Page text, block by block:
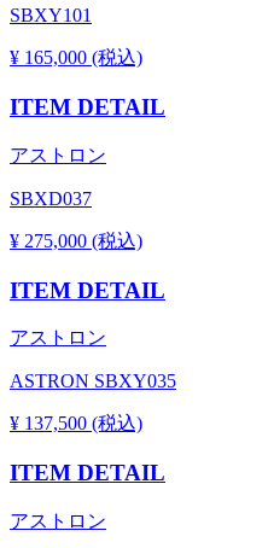
SBXY101
¥ 165,000 (税込)
ITEM DETAIL
アストロン
SBXD037
¥ 275,000 (税込)
ITEM DETAIL
アストロン
ASTRON SBXY035
¥ 137,500 (税込)
ITEM DETAIL
アストロン